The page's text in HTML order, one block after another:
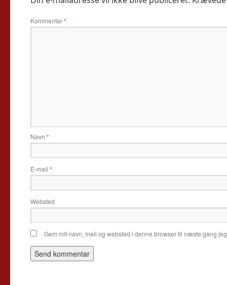
Kommentar*
Navn *
E-mail *
Websted
Gem mit navn, mail og websted i denne browser til næste gang